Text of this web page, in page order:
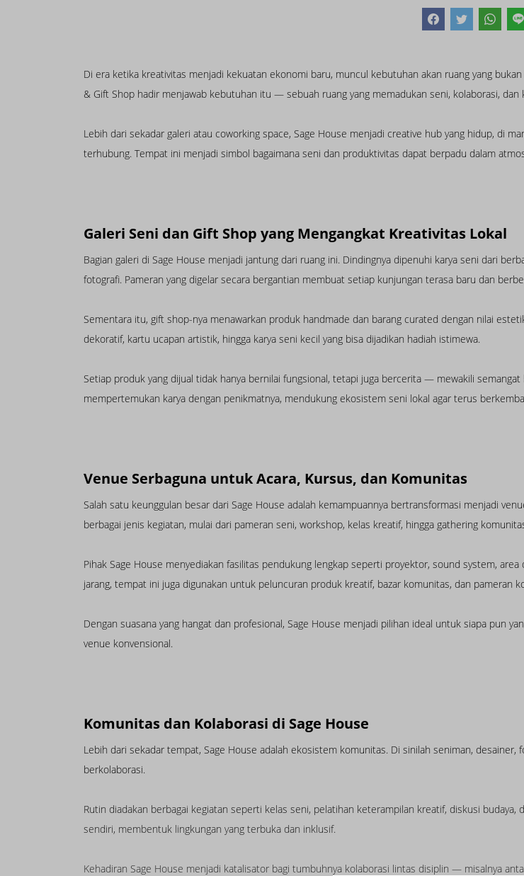
Di era ketika kreativitas menjadi kekuatan ekonomi baru, muncul kebutuhan akan ruang yang
& Gift Shop hadir menjawab kebutuhan itu — sebuah ruang yang memadukan seni, kolaborasi,
Lebih dari sekadar galeri atau coworking space, Sage House menjadi creative hub yang hidup, di
terhubung. Tempat ini menjadi simbol bagaimana seni dan produktivitas dapat berpadu dalam
Galeri Seni dan Gift Shop yang Mengangkat Kreativitas Lokal
Bagian galeri di Sage House menjadi jantung dari ruang ini. Dindingnya dipenuhi karya seni dari
fotografi. Pameran yang digelar secara bergantian membuat setiap kunjungan terasa baru dan
Sementara itu, gift shop-nya menawarkan produk handmade dan barang curated dengan nilai
dekoratif, kartu ucapan artistik, hingga karya seni kecil yang bisa dijadikan hadiah istimewa.
Setiap produk yang dijual tidak hanya bernilai fungsional, tetapi juga bercerita — mewakili
mempertemukan karya dengan penikmatnya, mendukung ekosistem seni lokal agar terus
Venue Serbaguna untuk Acara, Kursus, dan Komunitas
Salah satu keunggulan besar dari Sage House adalah kemampuannya bertransformasi menjadi
berbagai jenis kegiatan, mulai dari pameran seni, workshop, kelas kreatif, hingga gathering
Pihak Sage House menyediakan fasilitas pendukung lengkap seperti proyektor, sound system,
jarang, tempat ini juga digunakan untuk peluncuran produk kreatif, bazar komunitas, dan pameran
Dengan suasana yang hangat dan profesional, Sage House menjadi pilihan ideal untuk siapa pun
venue konvensional.
Komunitas dan Kolaborasi di Sage House
Lebih dari sekadar tempat, Sage House adalah ekosistem komunitas. Di sinilah seniman,
berkolaborasi.
Rutin diadakan berbagai kegiatan seperti kelas seni, pelatihan keterampilan kreatif, diskusi
sendiri, membentuk lingkungan yang terbuka dan inklusif.
Kehadiran Sage House menjadi katalisator bagi tumbuhnya kolaborasi lintas disiplin — misalnya